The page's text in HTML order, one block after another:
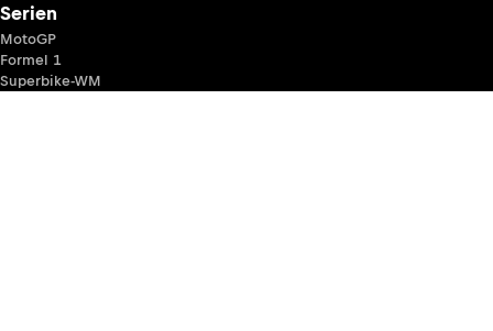
Serien
MotoGP
Formel 1
Superbike-WM